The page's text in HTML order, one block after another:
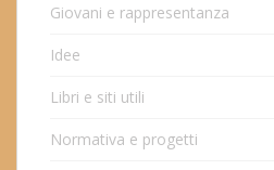
Giovani e rappresentanza
Idee
Libri e siti utili
Normativa e progetti